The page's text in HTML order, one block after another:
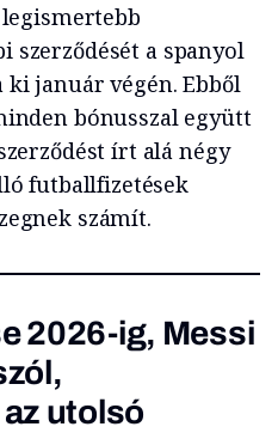
szerződését a spanyol
január végén. Ebből
bónusszal együtt
írt alá négy
futballfizetések
számít.
2026-ig, Messi
utolsó